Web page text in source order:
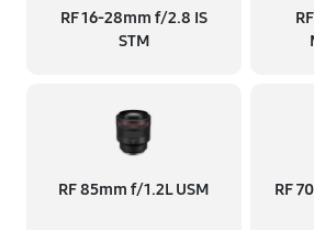
RF 16‑28mm f/2.8 IS
STM
RF 85mm f/1.2L USM
RF